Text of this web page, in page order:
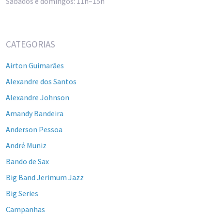
CATEGORIAS
Airton Guimarães
Alexandre dos Santos
Alexandre Johnson
Amandy Bandeira
Anderson Pessoa
André Muniz
Bando de Sax
Big Band Jerimum Jazz
Big Series
Campanhas